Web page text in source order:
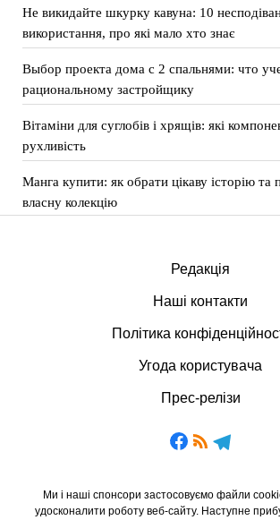
Не викидайте шкурку кавуна: 10
використання, про які мало хто знає
Выбор проекта дома с 2 спальнями: что
рациональному застройщику
Вітаміни для суглобів і хрящів: які
рухливість
Манга купити: як обрати цікаву історію та
власну колекцію
Редакція
Наші контакти
Політика
Угода користувача
Прес-релізи
Ми і наші спонсори застосовуємо файли
удосконалити роботу веб-сайту. Наступне